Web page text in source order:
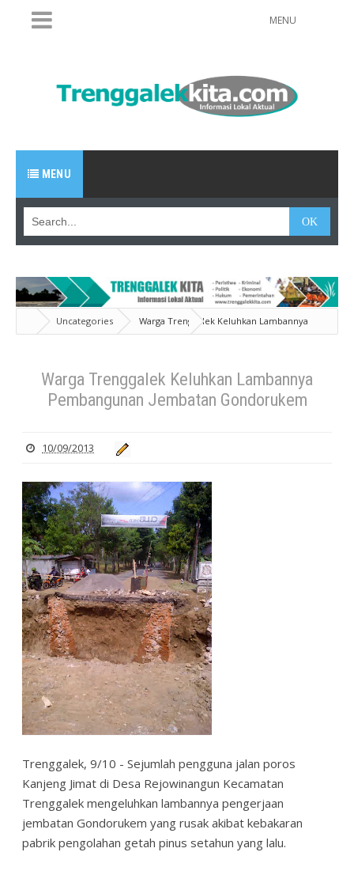
MENU
MENU
Uncategories
Warga Trenggalek Keluhkan Lambannya
Pembangunan Jembatan Gondorukem
Warga Trenggalek Keluhkan Lambannya
Pembangunan Jembatan Gondorukem
10/09/2013
Trenggalek, 9/10 - Sejumlah pengguna jalan poros
Kanjeng Jimat di Desa Rejowinangun Kecamatan
Trenggalek mengeluhkan lambannya pengerjaan
jembatan Gondorukem yang rusak akibat kebakaran
pabrik pengolahan getah pinus setahun yang lalu.